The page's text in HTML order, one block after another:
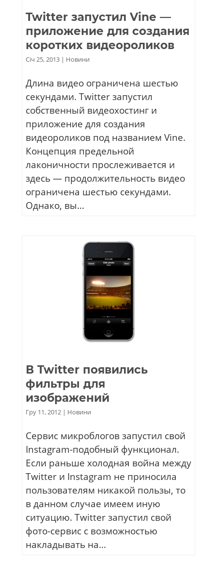
Twitter запустил Vine —
приложение для создания
коротких видеороликов
Січ 25, 2013| Новини
Длина видео ограничена шестью
секундами. Twitter запустил
собственный видеохостинг и
приложение для создания
видеороликов под названием Vine.
Концепция предельной
лаконичности прослеживается и
здесь — продолжительность видео
ограничена шестью секундами.
Однако, вы...
В Twitter появились
фильтры для
изображений
Гру 11, 2012| Новини
Сервис микроблогов запустил свой
Instagram-подобный функционал.
Если раньше холодная война между
Twitter и Instagram не приносила
пользователям никакой пользы, то
в данном случае имеем иную
ситуацию. Twitter запустил свой
фото-сервис с возможностью
накладывать на...